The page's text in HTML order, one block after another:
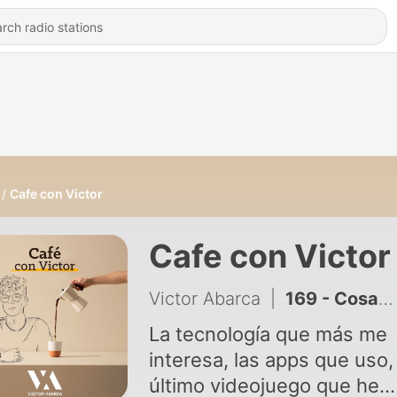
Cafe con Victor
Cafe con Victor
Victor Abarca 169 - Cosas que he aprendido al hacerme adulto
La tecnología que más me
interesa, las apps que
último videojuego que he